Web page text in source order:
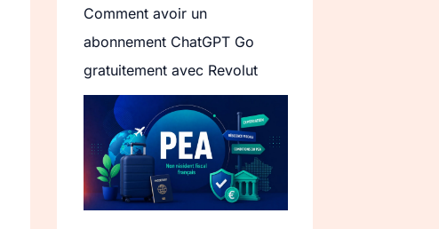
Comment avoir un
abonnement ChatGPT Go
gratuitement avec Revolut